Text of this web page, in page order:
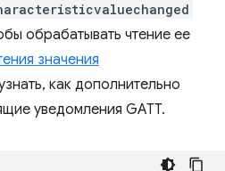
обрабатывать чтение ее
значения
как дополнительно
уведомления GATT.